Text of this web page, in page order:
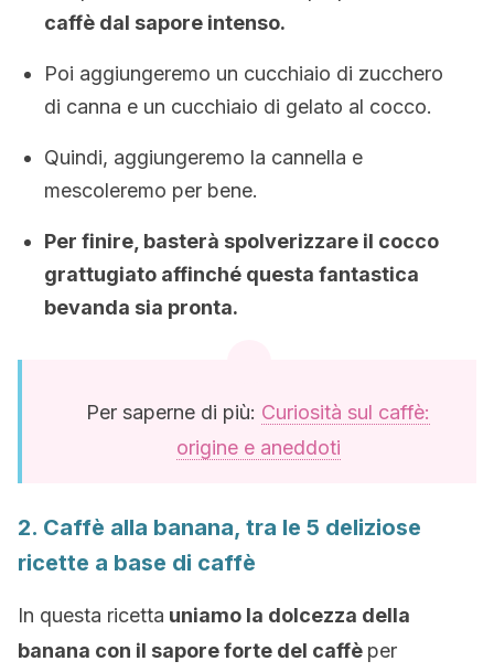
caffè dal sapore intenso.
Poi aggiungeremo un cucchiaio di zucchero
di canna e un cucchiaio di gelato al cocco.
Quindi, aggiungeremo la cannella e
mescoleremo per bene.
Per finire, basterà spolverizzare il cocco
grattugiato affinché questa fantastica
bevanda sia pronta.
Per saperne di più: Curiosità sul caffè:
origine e aneddoti
2. Caffè alla banana, tra le 5 deliziose
ricette a base di caffè
In questa ricetta uniamo la dolcezza della
banana con il sapore forte del caffè per